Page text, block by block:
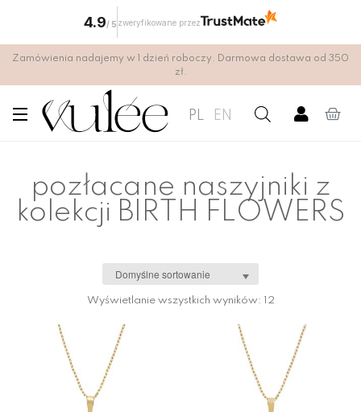
Zamówienia nadajemy w 1 dzień roboczy. Darmowa dostawa od 350
zł.
PL EN
pozłacane naszyjniki z
kolekcji BIRTH FLOWERS
Wyświetlanie wszystkich wyników: 12
4.9/ 5 zweryfikowane przez